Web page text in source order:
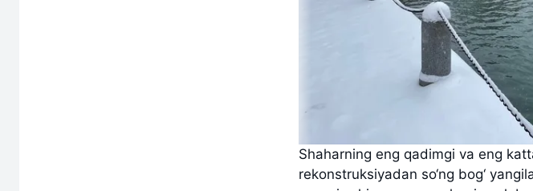
Shaharning eng qadimgi va eng
rekonstruksiyadan so‘ng bog‘